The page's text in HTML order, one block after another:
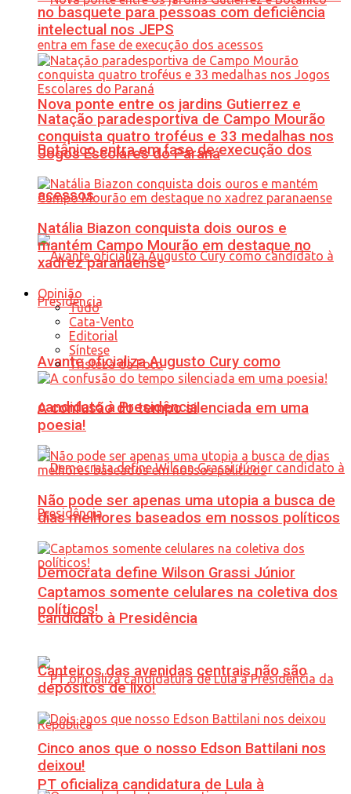
Nova ponte entre os jardins Gutierrez e
Botânico entra em fase de execução dos
acessos
Avante oficializa Augusto Cury como
candidato à Presidência
Democrata define Wilson Grassi Júnior
candidato à Presidência
PT oficializa candidatura de Lula à
no basquete para pessoas com deficiência
intelectual nos JEPS
Natação paradesportiva de Campo Mourão
conquista quatro troféus e 33 medalhas nos
Jogos Escolares do Paraná
Natália Biazon conquista dois ouros e
mantém Campo Mourão em destaque no
xadrez paranaense
Opinião
Tudo
Cata-Vento
Editorial
Síntese
Tristeza da Foto
A confusão do tempo silenciada em uma
poesia!
Não pode ser apenas uma utopia a busca de
dias melhores baseados em nossos políticos
Captamos somente celulares na coletiva dos
políticos!
Canteiros das avenidas centrais não são
depósitos de lixo!
Cinco anos que o nosso Edson Battilani nos
deixou!